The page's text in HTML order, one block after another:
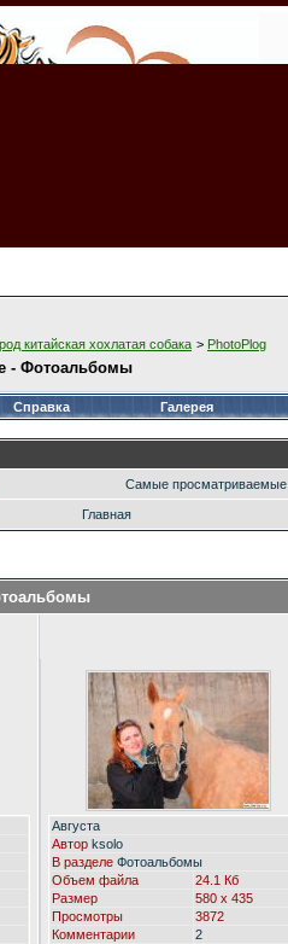
китайская хохлатая собака > PhotoPlog
- Фотоальбомы
Справка Галерея
Самые просматриваемые
Главная
Августа
Автор ksolo
В разделе Фотоальбомы
Объем файла
24.1 Кб
Размер
580 x 435
Просмотры
3872
Комментарии
2